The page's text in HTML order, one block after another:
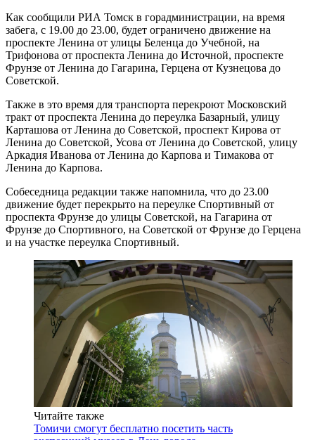
Как сообщили РИА Томск в горадминистрации, на время
забега, с 19.00 до 23.00, будет ограничено движение на
проспекте Ленина от улицы Беленца до Учебной, на
Трифонова от проспекта Ленина до Источной, проспекте
Фрунзе от Ленина до Гагарина, Герцена от Кузнецова до
Советской.
Также в это время для транспорта перекроют Московский
тракт от проспекта Ленина до переулка Базарный, улицу
Карташова от Ленина до Советской, проспект Кирова от
Ленина до Советской, Усова от Ленина до Советской, улицу
Аркадия Иванова от Ленина до Карпова и Тимакова от
Ленина до Карпова.
Собеседница редакции также напомнила, что до 23.00
движение будет перекрыто на переулке Спортивный от
проспекта Фрунзе до улицы Советской, на Гагарина от
Фрунзе до Спортивного, на Советской от Фрунзе до Герцена
и на участке переулка Спортивный.
Читайте также
Томичи смогут бесплатно посетить часть